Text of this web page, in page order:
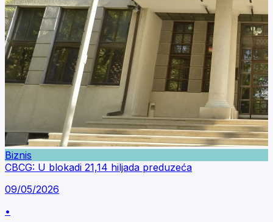
Biznis
CBCG: U blokadi 21,14 hiljada preduzeća
09/05/2026
•